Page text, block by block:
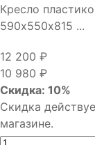
Кресло
590х550х815 ...
12 200 ₽
10 980 ₽
Скидка: 10%
Скидка
магазине.